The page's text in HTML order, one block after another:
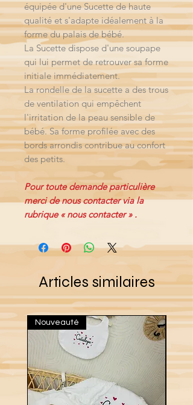
équipée d'une Sucette de haute
qualité et s'adapte idéalement à la
forme du palais de bébé.
La Sucette dispose d'une soupape
qui lui permet de retrouver sa forme
initiale immédiatement.
La rondelle de la sucette a des trous
de ventilation qui empêchent
l'irritation de la peau sensible de
bébé. Sa forme profilée avec des
bords arrondis contribue au confort
des petits.
Pour toute demande particulière
merci de nous contacter via la
rubrique « nous contacter » .
Articles similaires
Nouveauté